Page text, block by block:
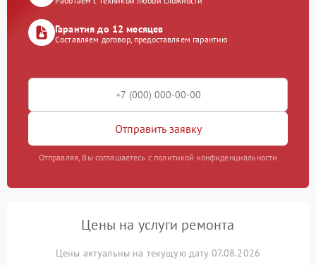
Гарантия до 12 месяцев
Составляем договор, предоставляем гарантию
Отправить заявку
Отправляя, Вы соглашаетесь с политикой конфиденциальности
Цены на услуги ремонта
Цены актуальны на текущую дату 07.08.2026